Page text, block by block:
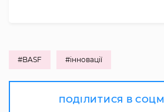
#BASF #інновації
ПОДІЛИТИСЯ В